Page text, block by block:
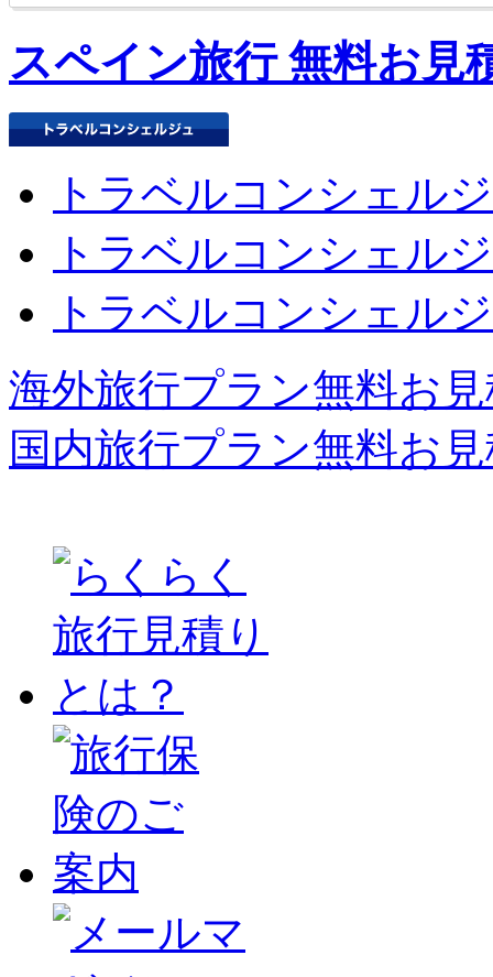
スペイン旅行 無料お見
トラベルコンシェル
トラベルコンシェル
トラベルコンシェル
海外旅行プラン無料お
国内旅行プラン無料お